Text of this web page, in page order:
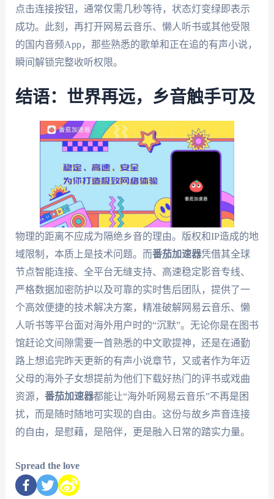
点击连接按钮，通常仅需几秒等待，状态灯变绿即表示
成功。此刻，再打开网易云音乐、懒人听书或其他受限
的国内音频App，那些熟悉的歌单和正在追的有声小说，
瞬间解锁完整收听权限。
结语：世界再远，乡音触手可及
物理的距离不应成为隔绝乡音的理由。版权和IP造成的地
域限制，本质上是技术问题。而番茄加速器凭借其全球
节点智能连接、全平台无缝支持、高速稳定影音专线、
严格数据加密防护以及可靠的实时售后团队，提供了一
个高效便捷的技术解决方案，精准破解网易云音乐、懒
人听书等平台面对海外用户时的“沉默”。无论你是在图书
馆赶论文间隙需要一首熟悉的中文歌提神，还是在通勤
路上想追完昨天更新的有声小说章节，又或者作为年迈
父母的海外子女想提前为他们下载好热门的评书或戏曲
资源， 番茄加速器都能让“海外听网易云音乐”不再是困
扰，而是随时随地可实现的自由。这份与故乡声音连接
的自由，是慰藉，是陪伴，更是融入日常的踏实力量。
Spread the love